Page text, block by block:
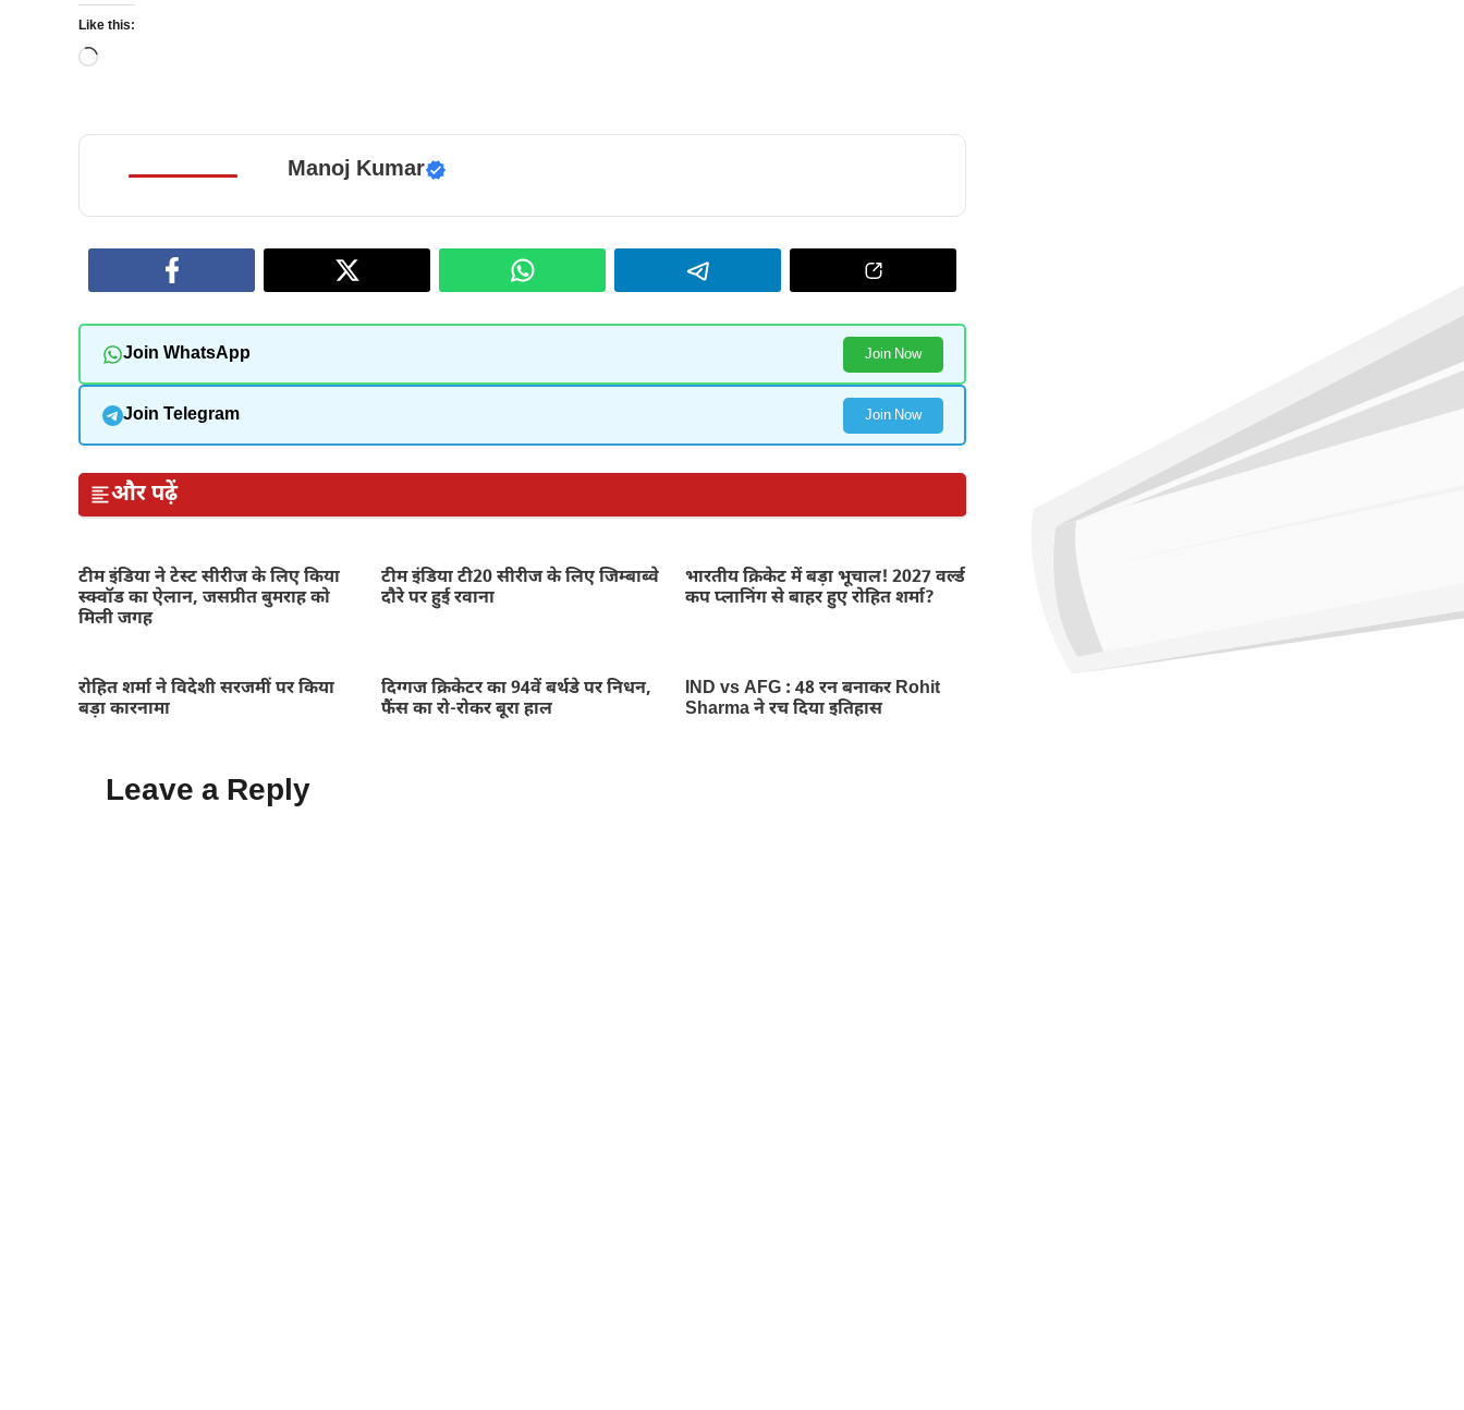
Like this:
Loading…
Manoj Kumar
Join WhatsApp Join Now
Join Telegram Join Now
और पढ़ें
टीम इंडिया ने टेस्ट सीरीज के लिए किया
स्क्वॉड का ऐलान, जसप्रीत बुमराह को
मिली जगह
टीम इंडिया टी20 सीरीज के लिए जिम्बाब्वे
दौरे पर हुई रवाना
भारतीय क्रिकेट में बड़ा भूचाल! 2027 वर्ल्ड
कप प्लानिंग से बाहर हुए रोहित शर्मा?
रोहित शर्मा ने विदेशी सरजमीं पर किया
बड़ा कारनामा
दिग्गज क्रिकेटर का 94वें बर्थडे पर निधन,
फैंस का रो-रोकर बूरा हाल
IND vs AFG : 48 रन बनाकर Rohit
Sharma ने रच दिया इतिहास
Leave a Reply